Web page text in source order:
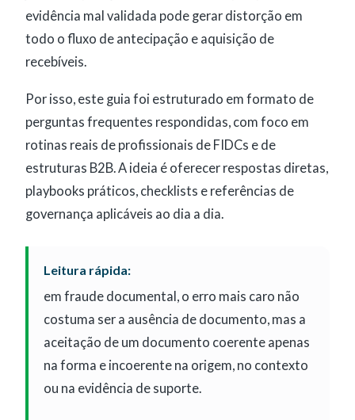
evidência mal validada pode gerar distorção em
todo o fluxo de antecipação e aquisição de
recebíveis.
Por isso, este guia foi estruturado em formato de
perguntas frequentes respondidas, com foco em
rotinas reais de profissionais de FIDCs e de
estruturas B2B. A ideia é oferecer respostas diretas,
playbooks práticos, checklists e referências de
governança aplicáveis ao dia a dia.
Leitura rápida:
em fraude documental, o erro mais caro não
costuma ser a ausência de documento, mas a
aceitação de um documento coerente apenas
na forma e incoerente na origem, no contexto
ou na evidência de suporte.